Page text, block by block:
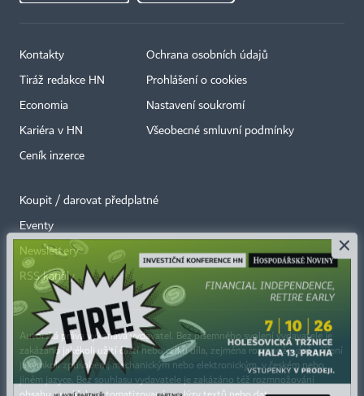
Kontakty
Tiráž redakce HN
Economia
Kariéra v HN
Ceník inzerce
Ochrana osobních údajů
Prohlášení o cookies
Nastavení soukromí
Všeobecné smluvní podmínky
Koupit / darovat předplatné
Eventy
Newslettery
RSS kanály
Autorská práva vykonává vydavatel. Bez písemného svolení vydavatele je
zakázáno jakékoli užití částí nebo celku díla, zejména rozmnožování a šíření
jakýmkoli způsobem, mechanickým nebo elektronickým, v českém nebo
jiném jazyce. Bez souhlasu vydavatele je zakázáno též rozmnožování
×